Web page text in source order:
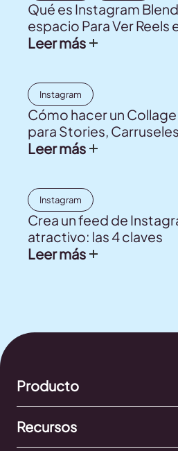
Qué es Instagram
espacio Para Ver Reels
Leer más
Instagram
Cómo hacer un
para Stories,
Leer más
Instagram
Crea un feed de
atractivo: las 4 claves
Leer más
Producto
Recursos